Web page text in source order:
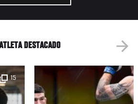
DESTACADO
15